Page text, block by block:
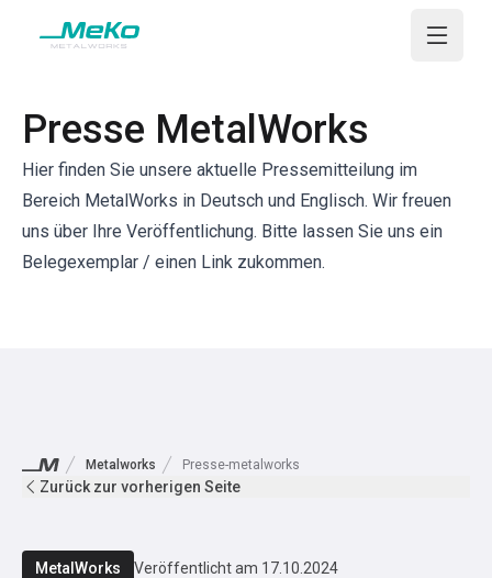
Open
Presse MetalWorks
Hier finden Sie unsere aktuelle Pressemitteilung im
Bereich MetalWorks in Deutsch und Englisch. Wir freuen
uns über Ihre Veröffentlichung. Bitte lassen Sie uns ein
Belegexemplar / einen Link zukommen.
Metalworks Presse-metalworks
Zurück zur vorherigen Seite
MetalWorks Veröffentlicht am 17.10.2024